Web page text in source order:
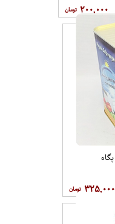
۲۰۰,۰۰۰
۳۲۵,۰۰۰